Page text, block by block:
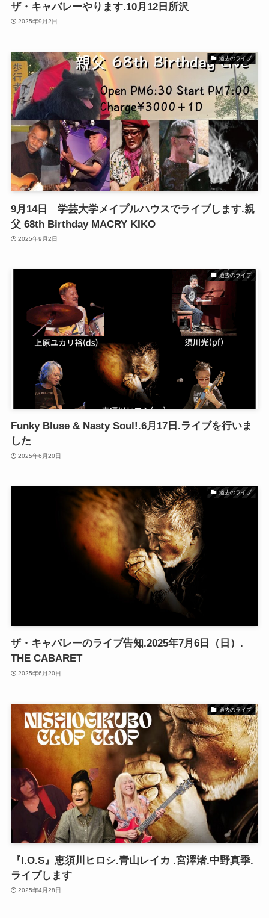
ザ・キャバレーやります.10月12日所沢
2025年9月2日
過去のライブ
9月14日 学芸大学メイプルハウスでライブします.親
父 68th Birthday MACRY KIKO
2025年9月2日
過去のライブ
Funky Bluse & Nasty Soul!.6月17日.ライブを行いま
した
2025年6月20日
過去のライブ
ザ・キャバレーのライブ告知.2025年7月6日（日）.
THE CABARET
2025年6月20日
過去のライブ
『I.O.S』恵須川ヒロシ.青山レイカ .宮澤渚.中野真季.
ライブします
2025年4月28日